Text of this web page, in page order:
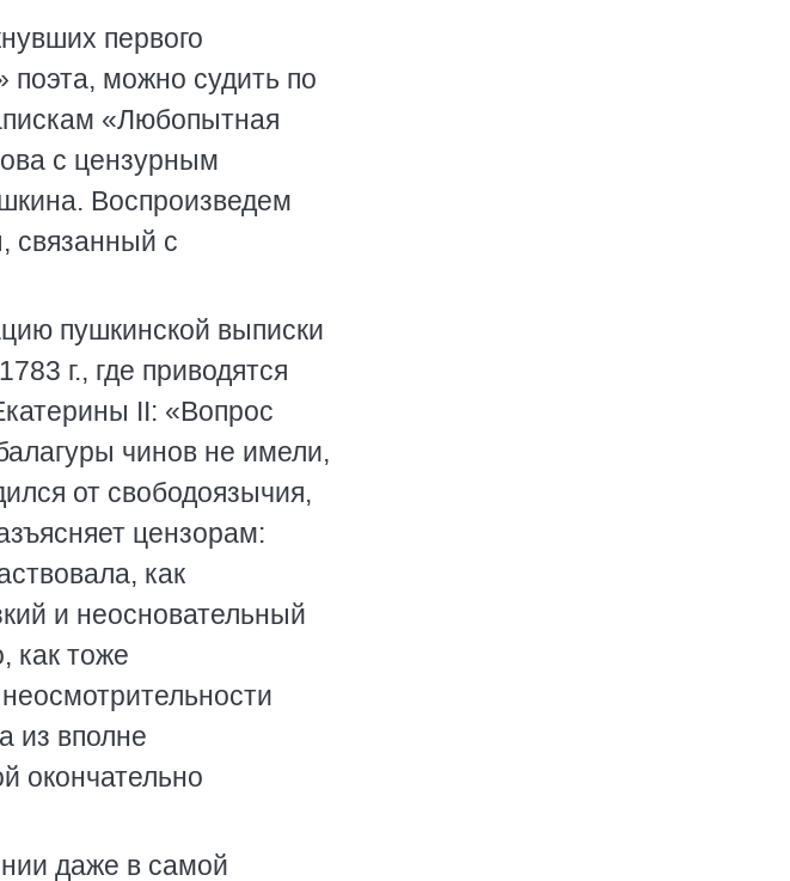
первого
поэта, можно судить по
«Любопытная
с цензурным
Воспроизведем
связанный с
пушкинской выписки
г., где приводятся
II: «Вопрос
чинов не имели,
от свободоязычия,
цензорам:
как
и неосновательный
как тоже
из вполне
окончательно
даже в самой